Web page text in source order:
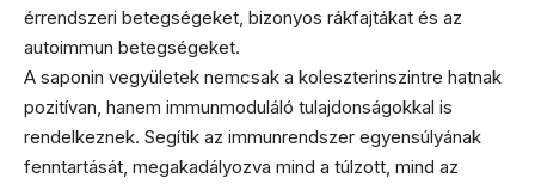
érrendszeri betegségeket, bizonyos rákfajtákat és az
autoimmun betegségeket.
A saponin vegyületek nemcsak a koleszterinszintre hatnak
pozitívan, hanem immunmoduláló tulajdonságokkal is
rendelkeznek. Segítik az immunrendszer egyensúlyának
fenntartását, megakadályozva mind a túlzott, mind az